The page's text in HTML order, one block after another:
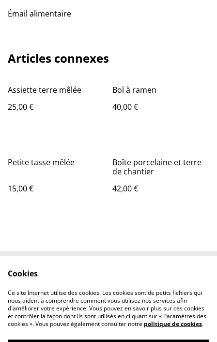
Émail alimentaire
Articles connexes
Assiette terre mêlée
25,00 €
Bol à ramen
40,00 €
Petite tasse mêlée
15,00 €
Boîte porcelaine et terre
de chantier
42,00 €
Politique de
confidentialité
Politique de cookies
Cookies
Ce site Internet utilise des cookies. Les cookies sont de petits fichiers qui
nous aident à comprendre comment vous utilisez nos services afin
d'améliorer votre expérience. Vous pouvez en savoir plus sur ces cookies
et contrôler la façon dont ils sont utilisés en cliquant sur « Paramètres des
cookies ». Vous pouvez également consulter notre politique de cookies.